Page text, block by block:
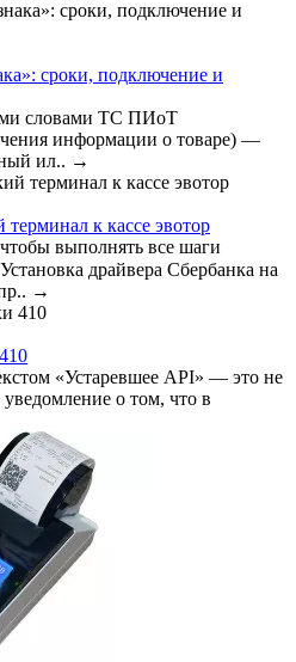
сроки, подключение и
словами ТС ПИоТ
информации о товаре) —
ил.. →
к кассе эвотор
выполнять все шаги
драйвера Сбербанка на
→
«Устаревшее API» — это не
о том, что в